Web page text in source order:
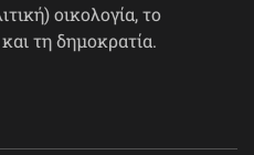
οικολογία, το
τη δημοκρατία.